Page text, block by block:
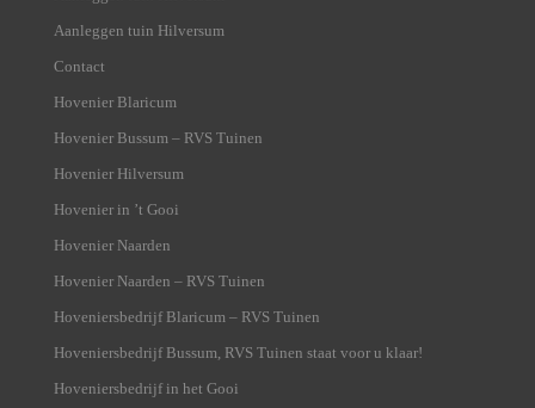
Aanleggen tuin Hilversum
Contact
Hovenier Blaricum
Hovenier Bussum – RVS Tuinen
Hovenier Hilversum
Hovenier in ’t Gooi
Hovenier Naarden
Hovenier Naarden – RVS Tuinen
Hoveniersbedrijf Blaricum – RVS Tuinen
Hoveniersbedrijf Bussum, RVS Tuinen staat voor u klaar!
Hoveniersbedrijf in het Gooi